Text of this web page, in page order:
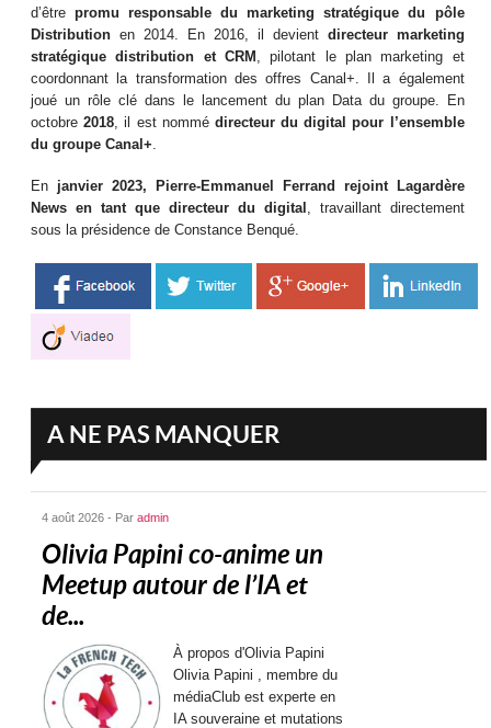
d’êtrepromu responsable du marketing stratégique du pôle
Distributionen 2014. En 2016, il devient directeur marketing
stratégique distribution et CRM , pilotant le plan marketing et
coordonnant la transformation des offres Canal+. Il a également
joué un rôle clé dans le lancement du plan Data du groupe. En
octobre2018, il est nommé directeur du digital pour l’ensemble
du groupe Canal+.
En janvier 2023, Pierre-Emmanuel Ferrand rejoint Lagardère
News en tant que directeur du digital , travaillant directement
sous la présidence de Constance Benqué.
A NE PAS MANQUER
4 août 2026 - Paradmin
Olivia Papini co-anime un
Meetup autour de l’IA et
de...
À propos d'Olivia Papini
Olivia Papini , membre du
médiaClub est experte en
IA souveraine et mutations